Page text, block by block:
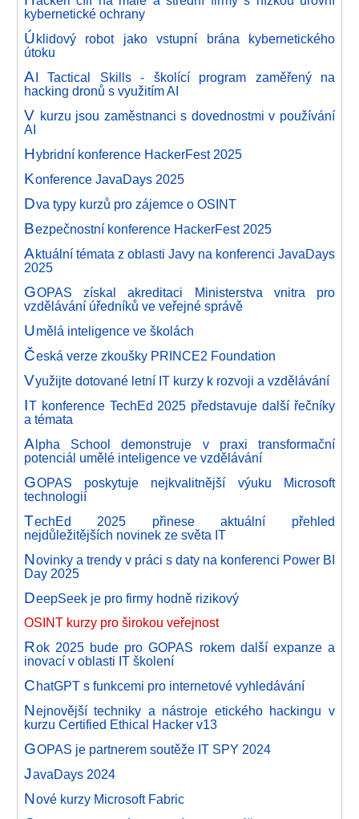
kybernetické ochrany
Úklidový robot jako vstupní brána kybernetického
útoku
AI Tactical Skills - školící program zaměřený na
hacking dronů s využitím AI
V kurzu jsou zaměstnanci s dovednostmi v používání
AI
Hybridní konference HackerFest 2025
Konference JavaDays 2025
Dva typy kurzů pro zájemce o OSINT
Bezpečnostní konference HackerFest 2025
Aktuální témata z oblasti Javy na konferenci JavaDays
2025
GOPAS získal akreditaci Ministerstva vnitra pro
vzdělávání úředníků ve veřejné správě
Umělá inteligence ve školách
Česká verze zkoušky PRINCE2 Foundation
Využijte dotované letní IT kurzy k rozvoji a vzdělávání
IT konference TechEd 2025 představuje další řečníky
a témata
Alpha School demonstruje v praxi transformační
potenciál umělé inteligence ve vzdělávání
GOPAS poskytuje nejkvalitnější výuku Microsoft
technologií
TechEd 2025 přinese aktuální přehled
nejdůležitějších novinek ze světa IT
Novinky a trendy v práci s daty na konferenci Power BI
Day 2025
DeepSeek je pro firmy hodně rizikový
OSINT kurzy pro širokou veřejnost
Rok 2025 bude pro GOPAS rokem další expanze a
inovací v oblasti IT školení
ChatGPT s funkcemi pro internetové vyhledávání
Nejnovější techniky a nástroje etického hackingu v
kurzu Certified Ethical Hacker v13
GOPAS je partnerem soutěže IT SPY 2024
JavaDays 2024
Nové kurzy Microsoft Fabric